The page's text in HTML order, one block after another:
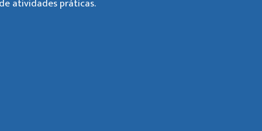
atividades práticas.